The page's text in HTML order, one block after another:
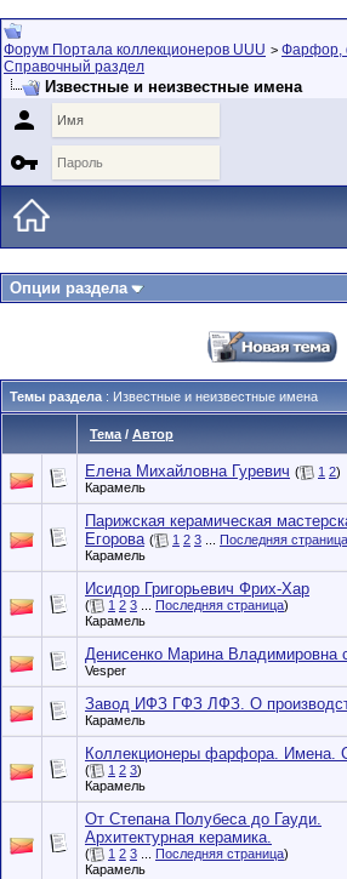
Форум Портала коллекционеров UUU > Фарфор,
Справочный раздел
Известные и неизвестные имена


Опции раздела
Темы раздела : Известные и неизвестные имена
Тема / Автор
Елена Михайловна Гуревич ( 1 2)
Карамель
Парижская керамическая
Егорова ( 1 2 3 Последняя страница
Карамель
Исидор Григорьевич Фрих-Хар
( 1 2 3 Последняя страница)
Карамель
Денисенко Марина Владимировна
Vesper
Завод ИФЗ ГФЗ ЛФЗ. О
Карамель
Коллекционеры фарфора. Имена.
( 1 2 3)
Карамель
От Степана Полубеса до Гауди.
Архитектурная керамика.
( 1 2 3 Последняя страница)
Карамель